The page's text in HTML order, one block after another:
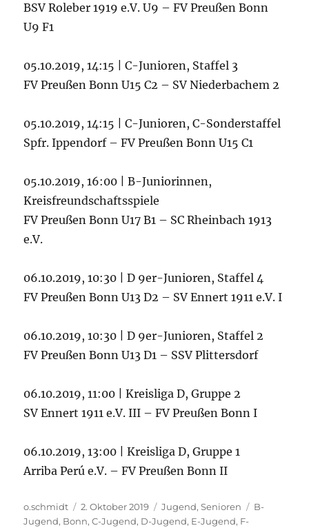
BSV Roleber 1919 e.V. U9 – FV Preußen Bonn
U9 F1
05.10.2019, 14:15 | C-Junioren, Staffel 3
FV Preußen Bonn U15 C2 – SV Niederbachem 2
05.10.2019, 14:15 | C-Junioren, C-Sonderstaffel
Spfr. Ippendorf – FV Preußen Bonn U15 C1
05.10.2019, 16:00 | B-Juniorinnen,
Kreisfreundschaftsspiele
FV Preußen Bonn U17 B1 – SC Rheinbach 1913
e.V.
06.10.2019, 10:30 | D 9er-Junioren, Staffel 4
FV Preußen Bonn U13 D2 – SV Ennert 1911 e.V. I
06.10.2019, 10:30 | D 9er-Junioren, Staffel 2
FV Preußen Bonn U13 D1 – SSV Plittersdorf
06.10.2019, 11:00 | Kreisliga D, Gruppe 2
SV Ennert 1911 e.V. III – FV Preußen Bonn I
06.10.2019, 13:00 | Kreisliga D, Gruppe 1
Arriba Perú e.V. – FV Preußen Bonn II
Autor
o.schmidt
Veröffentlicht
am
2. Oktober 2019 Kategorien
Jugend,Senioren
B-
Jugend, Bonn,C-Jugend, D-Jugend, E-Jugend, F-